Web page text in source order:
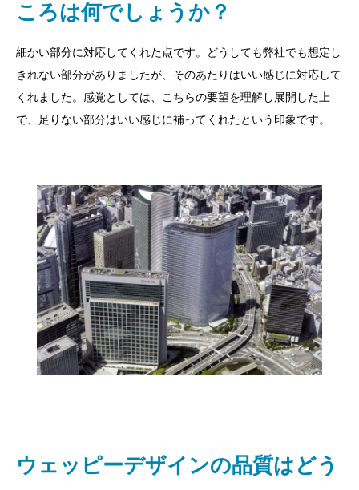
ころは何でしょうか？
細かい部分に対応してくれた点です。どうしても弊社でも想定し
きれない部分がありましたが、そのあたりはいい感じに対応して
くれました。感覚としては、こちらの要望を理解し展開した上
で、足りない部分はいい感じに補ってくれたという印象です。
ウェッピーデザインの品質はどう